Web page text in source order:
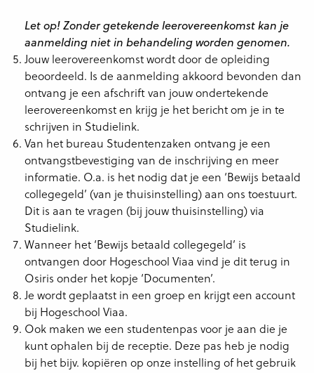
Let op! Zonder getekende leerovereenkomst kan je
aanmelding niet in behandeling worden genomen.
Jouw leerovereenkomst wordt door de opleiding
beoordeeld. Is de aanmelding akkoord bevonden dan
ontvang je een afschrift van jouw ondertekende
leerovereenkomst en krijg je het bericht om je in te
schrijven in Studielink.
Van het bureau Studentenzaken ontvang je een
ontvangstbevestiging van de inschrijving en meer
informatie. O.a. is het nodig dat je een ‘Bewijs betaald
collegegeld’ (van je thuisinstelling) aan ons toestuurt.
Dit is aan te vragen (bij jouw thuisinstelling) via
Studielink.
Wanneer het ‘Bewijs betaald collegegeld’ is
ontvangen door Hogeschool Viaa vind je dit terug in
Osiris onder het kopje ‘Documenten’.
Je wordt geplaatst in een groep en krijgt een account
bij Hogeschool Viaa.
Ook maken we een studentenpas voor je aan die je
kunt ophalen bij de receptie. Deze pas heb je nodig
bij het bijv. kopiëren op onze instelling of het gebruik